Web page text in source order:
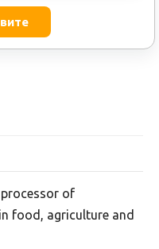
of
food, agriculture and